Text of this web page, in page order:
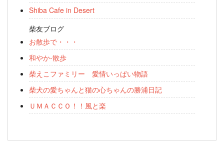
Shiba Cafe in Desert
柴友ブログ
お散歩で・・・
和やか-散歩
柴えこファミリー 愛情いっぱい物語
柴犬の愛ちゃんと猫の心ちゃんの勝浦日記
ＵＭＡＣＣＯ！！風と楽